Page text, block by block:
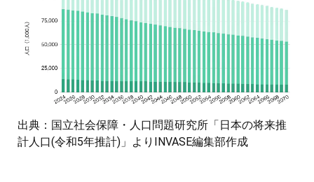
出典：国立社会保障・人口問題研究所「日本の将来推
計人口(令和5年推計)」よりINVASE編集部作成